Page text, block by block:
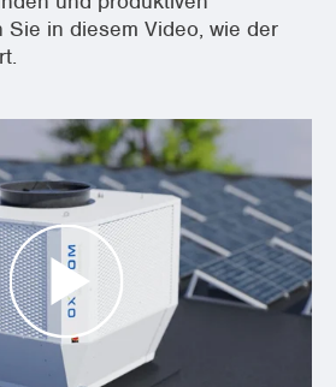
Sie in diesem Video, wie der